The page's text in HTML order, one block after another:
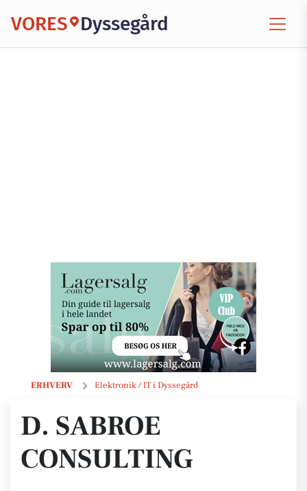
VORES Dyssegård
ERHVERV Elektronik / IT i Dyssegård
D. Sabroe Consulting
D. SABROE
CONSULTING